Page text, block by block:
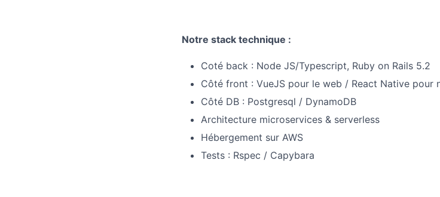
Notre stack technique :
Coté back : Node JS/Typescript, Ruby on Rails 5.2
Côté front : VueJS pour le web / React Native
Côté DB : Postgresql / DynamoDB
Architecture microservices & serverless
Hébergement sur AWS
Tests : Rspec / Capybara